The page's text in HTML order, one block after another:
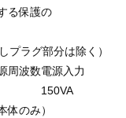
る保護の
プラグ部分は除く）
周波数電源入力
150VA
体のみ）